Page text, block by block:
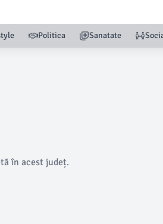
Politica Sanatate
în acest județ.